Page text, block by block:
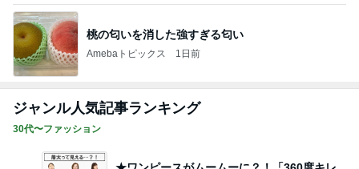
桃の匂いを消した強すぎる匂い
Amebaトピックス 1日前
ジャンル人気記事ランキング
30代〜ファッション